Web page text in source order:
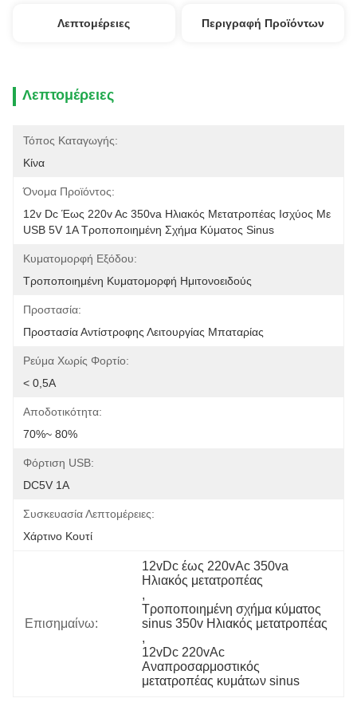
Λεπτομέρειες Περιγραφή Προϊόντων
Λεπτομέρειες
Τόπος Καταγωγής:
Κίνα
Όνομα Προϊόντος:
12v Dc Έως 220v Ac 350va Ηλιακός Μετατροπέας Ισχύος Με
USB 5V 1A Τροποποιημένη Σχήμα Κύματος Sinus
Κυματομορφή Εξόδου:
Τροποποιημένη Κυματομορφή Ημιτονοειδούς
Προστασία:
Προστασία Αντίστροφης Λειτουργίας Μπαταρίας
Ρεύμα Χωρίς Φορτίο:
< 0,5A
Αποδοτικότητα:
70%~ 80%
Φόρτιση USB:
DC5V 1Α
Συσκευασία Λεπτομέρειες:
Χάρτινο Κουτί
Επισημαίνω:
12vDc έως 220vAc 350va
Ηλιακός μετατροπέας
,
Τροποποιημένη σχήμα κύματος
sinus 350v Ηλιακός μετατροπέας
,
12vDc 220vAc
Αναπροσαρμοστικός
μετατροπέας κυμάτων sinus